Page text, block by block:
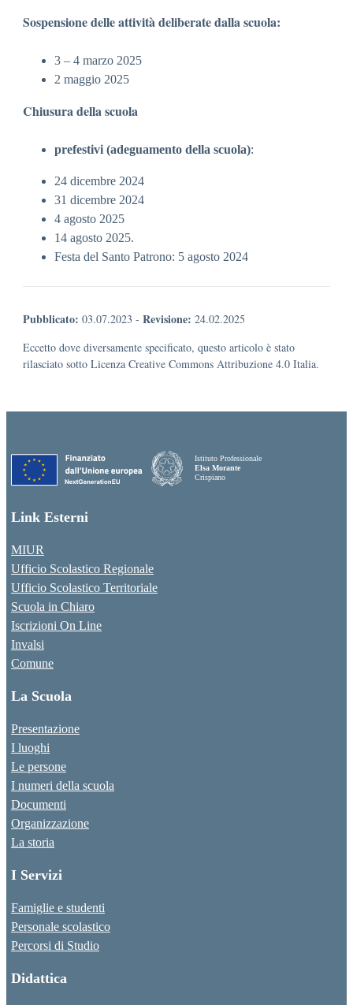
Sospensione delle attività deliberate dalla scuola:
3 – 4 marzo 2025
2 maggio 2025
Chiusura della scuola
prefestivi (adeguamento della scuola):
24 dicembre 2024
31 dicembre 2024
4 agosto 2025
14 agosto 2025.
Festa del Santo Patrono: 5 agosto 2024
Pubblicato: 03.07.2023 - Revisione: 24.02.2025
Eccetto dove diversamente specificato, questo articolo è stato
rilasciato sotto Licenza Creative Commons Attribuzione 4.0 Italia.
Istituto Professionale
Elsa Morante
Crispiano
Link Esterni
MIUR
Ufficio Scolastico Regionale
Ufficio Scolastico Territoriale
Scuola in Chiaro
Iscrizioni On Line
Invalsi
Comune
La Scuola
Presentazione
I luoghi
Le persone
I numeri della scuola
Documenti
Organizzazione
La storia
I Servizi
Famiglie e studenti
Personale scolastico
Percorsi di Studio
Didattica